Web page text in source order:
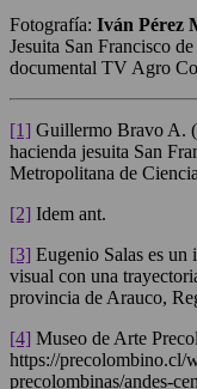
Fotografía: Iván Pérez
Jesuita San Francisco
documental TV Agro
[1] Guillermo Bravo A.
hacienda jesuita San
Metropolitana de
[2] Idem ant.
[3] Eugenio Salas es un
visual con una
provincia de Arauco,
[4] Museo de Arte
https://precolombino.cl/
precolombinas/andes-